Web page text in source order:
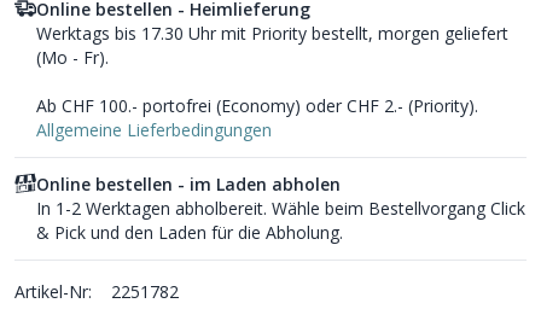
Online bestellen - Heimlieferung
Werktags bis 17.30 Uhr mit Priority bestellt, morgen geliefert
(Mo - Fr).
Ab CHF 100.- portofrei (Economy) oder CHF 2.- (Priority).
Allgemeine Lieferbedingungen
Online bestellen - im Laden abholen
In 1-2 Werktagen abholbereit. Wähle beim Bestellvorgang Click
& Pick und den Laden für die Abholung.
Artikel-Nr: 2251782